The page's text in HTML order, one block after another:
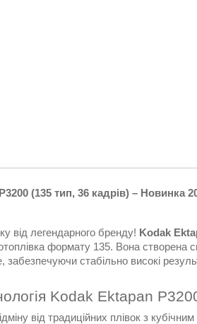
(135 тип, 36 кадрів) – Новинка
від легендарного бренду! Kodak
формату 135. Вона створена
стабільно високі
Kodak Ektapan
від традиційних плівок з